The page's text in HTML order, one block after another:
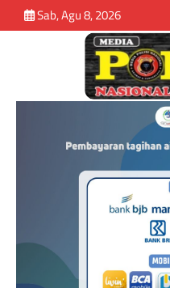
Sab, Agu 8, 2026